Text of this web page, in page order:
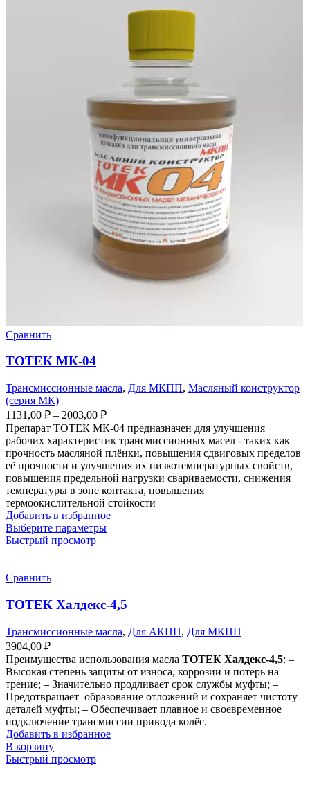
Сравнить
ТОТЕК МК-04
Трансмиссионные масла, Для МКПП, Масляный конструктор
(серия МК)
1131,00 ₽ – 2003,00 ₽
Препарат ТОТЕК МК-04 предназначен для улучшения
рабочих характеристик трансмиссионных масел - таких как
прочность масляной плёнки, повышения сдвиговых пределов
её прочности и улучшения их низкотемпературных свойств,
повышения предельной нагрузки свариваемости, снижения
температуры в зоне контакта, повышения
термоокислительной стойкости
Добавить в избранное
Выберите параметры
Быстрый просмотр
Сравнить
ТОТЕК Халдекс-4,5
Трансмиссионные масла, Для АКПП, Для МКПП
3904,00 ₽
Преимущества использования масла ТОТЕК Халдекс-4,5: –
Высокая степень защиты от износа, коррозии и потерь на
трение; – Значительно продливает срок службы муфты; –
Предотвращает образование отложений и сохраняет чистоту
деталей муфты; – Обеспечивает плавное и своевременное
подключение трансмиссии привода колёс.
Добавить в избранное
В корзину
Быстрый просмотр